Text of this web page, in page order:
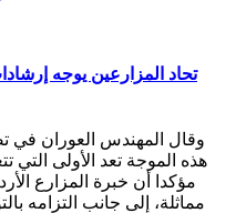
تحاد المزارعين يوجه
وقال المهندس العوران في
هذه الموجة تعد الأولى التي
مؤكدا أن خبرة المزارع
مماثلة، إلى جانب التزامه